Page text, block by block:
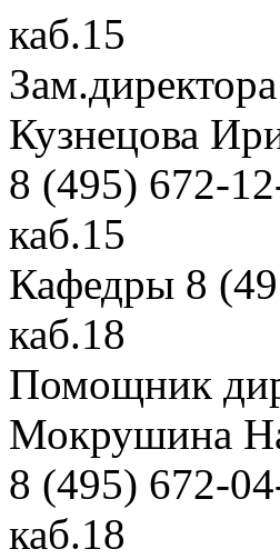
каб.15
Кузнецова
8 (495) 672-
каб.15
Кафедры 8
каб.18
Помощник
Мокрушина
8 (495) 672-
каб.18